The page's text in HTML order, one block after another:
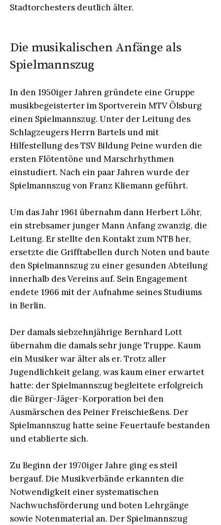
Stadtorchesters deutlich älter.
Die musikalischen Anfänge als
Spielmannszug
In den 1950iger Jahren gründete eine Gruppe
musikbegeisterter im Sportverein MTV Ölsburg
einen Spielmannszug. Unter der Leitung des
Schlagzeugers Herrn Bartels und mit
Hilfestellung des TSV Bildung Peine wurden die
ersten Flötentöne und Marschrhythmen
einstudiert. Nach ein paar Jahren wurde der
Spielmannszug von Franz Kliemann geführt.
Um das Jahr 1961 übernahm dann Herbert Löhr,
ein strebsamer junger Mann Anfang zwanzig, die
Leitung. Er stellte den Kontakt zum NTB her,
ersetzte die Grifftabellen durch Noten und baute
den Spielmannszug zu einer gesunden Abteilung
innerhalb des Vereins auf. Sein Engagement
endete 1966 mit der Aufnahme seines Studiums
in Berlin.
Der damals siebzehnjährige Bernhard Lott
übernahm die damals sehr junge Truppe. Kaum
ein Musiker war älter als er. Trotz aller
Jugendlichkeit gelang, was kaum einer erwartet
hatte: der Spielmannszug begleitete erfolgreich
die Bürger-Jäger-Korporation bei den
Ausmärschen des Peiner Freischießens. Der
Spielmannszug hatte seine Feuertaufe bestanden
und etablierte sich.
Zu Beginn der 1970iger Jahre ging es steil
bergauf. Die Musikverbände erkannten die
Notwendigkeit einer systematischen
Nachwuchsförderung und boten Lehrgänge
sowie Notenmaterial an. Der Spielmannszug